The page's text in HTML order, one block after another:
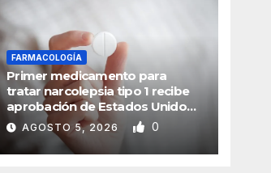
FARMACOLOGÍA
Primer medicamento para
tratar narcolepsia tipo 1 recibe
aprobación de Estados Unidos
y China
AGOSTO 5, 2026 0